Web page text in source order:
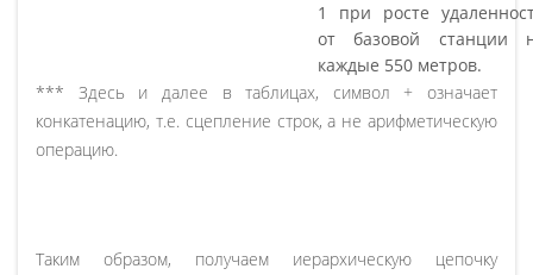
1 при росте
от базовой станции
каждые 550 метров.
*** Здесь и далее в таблицах, символ + означает
конкатенацию, т.е. сцепление строк, а не арифметическую
операцию.
Таким образом, получаем иерархическую цепочку